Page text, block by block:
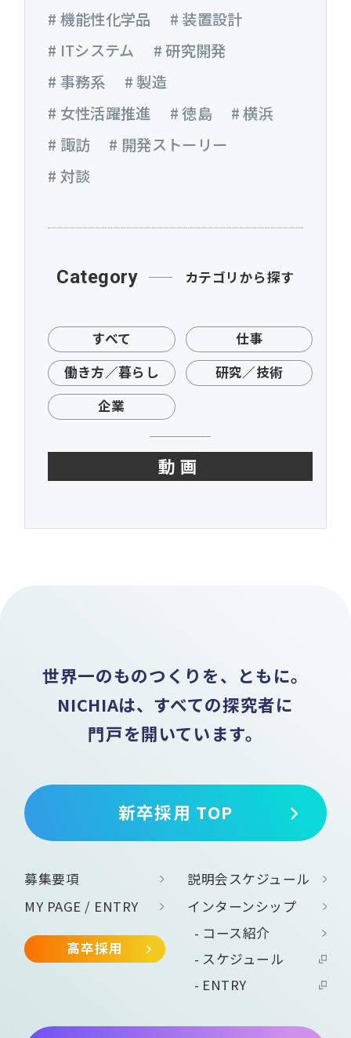
# 機能性化学品
# 装置設計
# ITシステム
# 研究開発
# 事務系
# 製造
# 女性活躍推進
# 徳島
# 横浜
# 諏訪
# 開発ストーリー
# 対談
Category カテゴリから探す
すべて
仕事
働き方／暮らし
研究／技術
企業
動画
世界一のものつくりを、ともに。
NICHIAは、すべての探究者に
門戸を開いています。
新卒採用 TOP
募集要項
説明会スケジュール
MY PAGE / ENTRY
インターンシップ
コース紹介
スケジュール
ENTRY
高卒採用